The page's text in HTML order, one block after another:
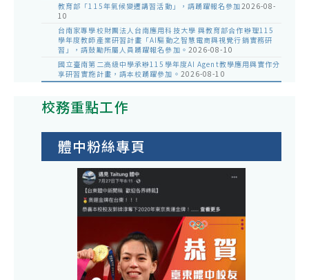
教育部「115年氣候變遷講習活動」，請踴躍報名參加2026-08-
10
台南家專學校財團法人台南應用科技大學 與教育部合作辦理115
學年度教師產業研習計畫「AI驅動之智慧電商與視覺行銷實務研
習」，請鼓勵所屬人員踴躍報名參加。 2026-08-10
國立臺南第二高級中學承辦115學年度AI Agent教學應用與實作分
享研習實施計畫，請本校踴躍參加。 2026-08-10
校務重點工作
體中粉絲專頁